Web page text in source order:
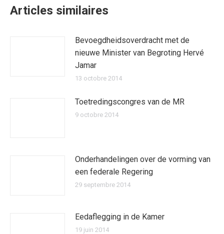
Articles similaires
Bevoegdheidsoverdracht met de
nieuwe Minister van Begroting Hervé
Jamar
13 octobre 2014
Toetredingscongres van de MR
9 octobre 2014
Onderhandelingen over de vorming van
een federale Regering
29 septembre 2014
Eedaflegging in de Kamer
19 juin 2014